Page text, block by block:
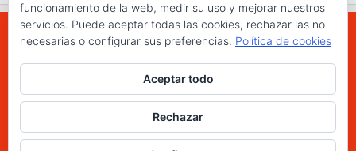
WWW.ELCHAPLON.COM © 2026. Todos los
derechos reservados.
funcionamiento de la web, medir su uso y mejorar nuestros
servicios. Puede aceptar todas las cookies, rechazar las no
necesarias o configurar sus preferencias. Política de cookies
Aceptar todo
Rechazar